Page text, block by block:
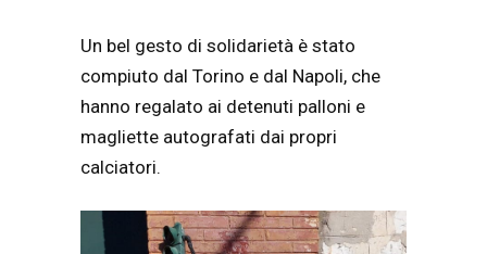
Un bel gesto di solidarietà è stato
compiuto dal Torino e dal Napoli, che
hanno regalato ai detenuti palloni e
magliette autografati dai propri
calciatori.